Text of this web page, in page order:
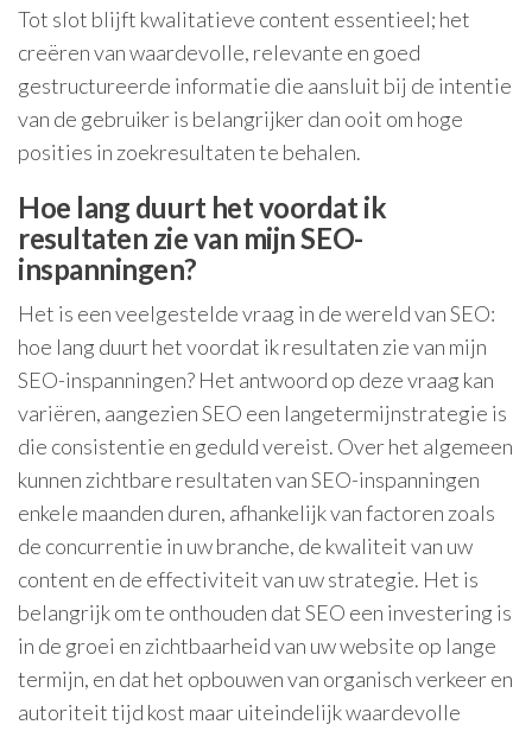
Tot slot blijft kwalitatieve content essentieel; het
creëren van waardevolle, relevante en goed
gestructureerde informatie die aansluit bij de intentie
van de gebruiker is belangrijker dan ooit om hoge
posities in zoekresultaten te behalen.
Hoe lang duurt het voordat ik
resultaten zie van mijn SEO-
inspanningen?
Het is een veelgestelde vraag in de wereld van SEO:
hoe lang duurt het voordat ik resultaten zie van mijn
SEO-inspanningen? Het antwoord op deze vraag kan
variëren, aangezien SEO een langetermijnstrategie is
die consistentie en geduld vereist. Over het algemeen
kunnen zichtbare resultaten van SEO-inspanningen
enkele maanden duren, afhankelijk van factoren zoals
de concurrentie in uw branche, de kwaliteit van uw
content en de effectiviteit van uw strategie. Het is
belangrijk om te onthouden dat SEO een investering is
in de groei en zichtbaarheid van uw website op lange
termijn, en dat het opbouwen van organisch verkeer en
autoriteit tijd kost maar uiteindelijk waardevolle